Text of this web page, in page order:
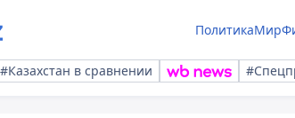
ПолитикаМир
#Казахстан в сравнении